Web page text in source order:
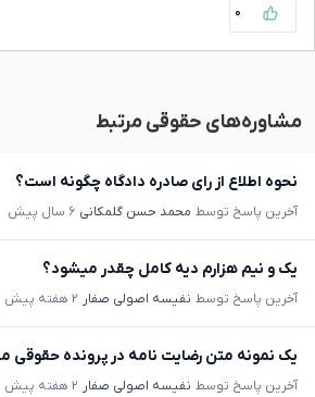
۰
مشاوره‌های حقوقی مرتبط
نحوه اطلاع از رای صادره دادگاه چگونه است؟
آخرین پاسخ توسط محمد حسن گلمکانی ۶ سال پیش
یک و نیم هزارم دیه کامل چقدر میشود؟
آخرین پاسخ توسط نفیسه اصولی صفار ۲ هفته پیش
یک نمونه متن رضایت نامه در پرونده حقوقی
آخرین پاسخ توسط نفیسه اصولی صفار ۲ هفته پیش